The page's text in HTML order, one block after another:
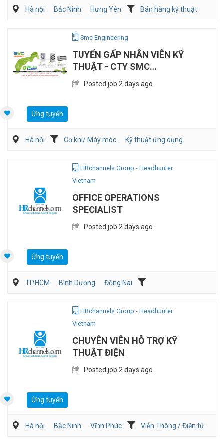
Hà nội Bắc Ninh Hưng Yên
Bán hàng kỹ thuật
Smc Engineering
TUYỂN GẤP NHÂN VIÊN KỸ
THUẬT - CTY SMC
ENGINEERING
Posted job 2 days ago
Ứng tuyển
Hà nội Cơ khí/ Máy móc
Kỹ thuật ứng dụng
HRchannels Group - Headhunter
Vietnam
OFFICE OPERATIONS
SPECIALIST
Posted job 2 days ago
Ứng tuyển
TP.HCM Bình Dương
Đồng Nai
HRchannels Group - Headhunter
Vietnam
CHUYÊN VIÊN HỖ TRỢ KỸ
THUẬT ĐIỆN
Posted job 2 days ago
Ứng tuyển
Hà nội Bắc Ninh Vĩnh Phúc
Viễn Thông / Điện tử